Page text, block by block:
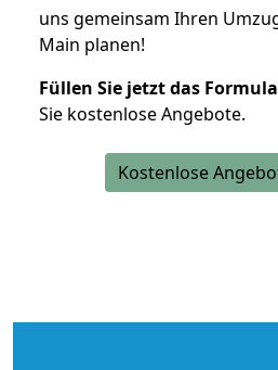
uns gemeinsam Ihren
Main planen!
Füllen Sie jetzt das
Sie kostenlose Angebote.
Kostenlose